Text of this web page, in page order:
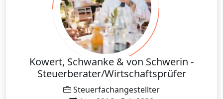
Kowert, Schwanke & von Schwerin -
Steuerberater/Wirtschaftsprüfer
Steuerfachangestellter